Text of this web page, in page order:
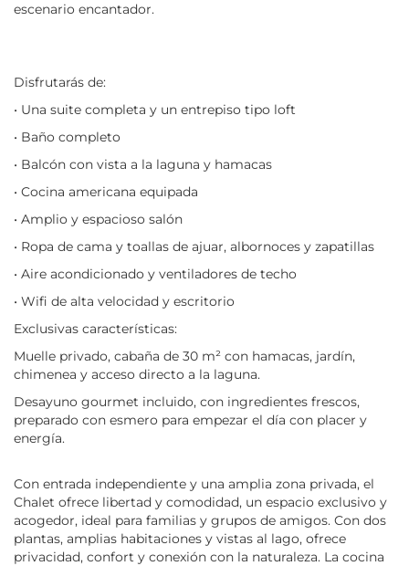
escenario encantador.
Disfrutarás de:
• Una suite completa y un entrepiso tipo loft
• Baño completo
• Balcón con vista a la laguna y hamacas
• Cocina americana equipada
• Amplio y espacioso salón
• Ropa de cama y toallas de ajuar, albornoces y zapatillas
• Aire acondicionado y ventiladores de techo
• Wifi de alta velocidad y escritorio
Exclusivas características:
Muelle privado, cabaña de 30 m² con hamacas, jardín,
chimenea y acceso directo a la laguna.
Desayuno gourmet incluido, con ingredientes frescos,
preparado con esmero para empezar el día con placer y
energía.
Con entrada independiente y una amplia zona privada, el
Chalet ofrece libertad y comodidad, un espacio exclusivo y
acogedor, ideal para familias y grupos de amigos. Con dos
plantas, amplias habitaciones y vistas al lago, ofrece
privacidad, confort y conexión con la naturaleza. La cocina